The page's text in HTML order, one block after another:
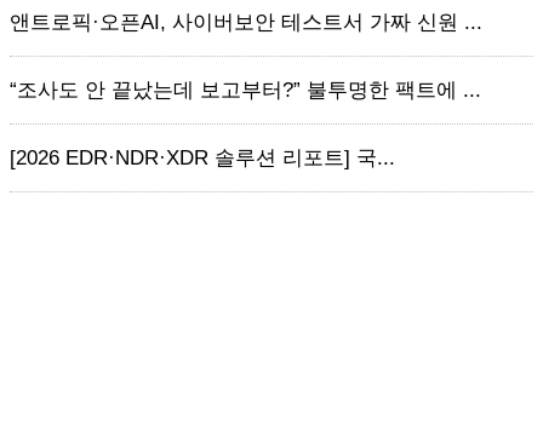
앤트로픽·오픈AI, 사이버보안 테스트서 가짜 신원 ...
“조사도 안 끝났는데 보고부터?” 불투명한 팩트에 ...
[2026 EDR·NDR·XDR 솔루션 리포트] 국...